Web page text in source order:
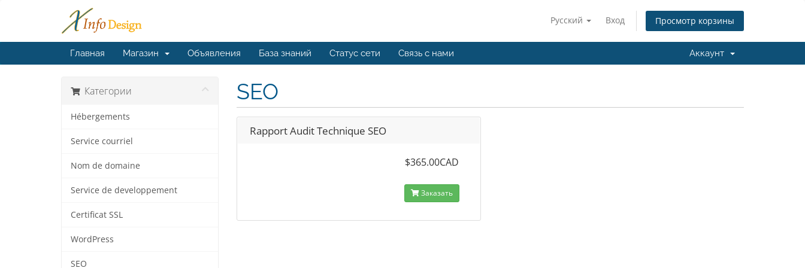
Русский Вход Просмотр корзины
Главная Магазин Объявления База знаний Статус сети Связь с нами Аккаунт
Категории
Hébergements
Service courriel
Nom de domaine
Service de developpement
Certificat SSL
WordPress
SEO
SEO
Rapport Audit Technique SEO
$365.00CAD
Заказать